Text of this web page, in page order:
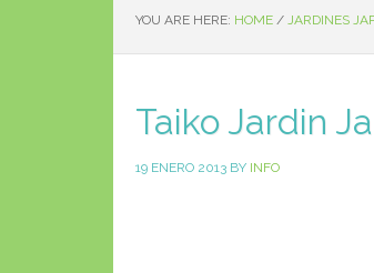
YOU ARE HERE: HOME / JARDINES
Taiko Jardin
19 ENERO 2013 BY INFO